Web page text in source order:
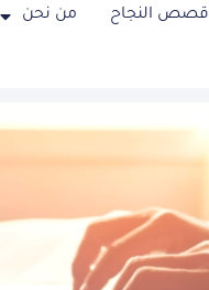
قصص النجاح من نحن